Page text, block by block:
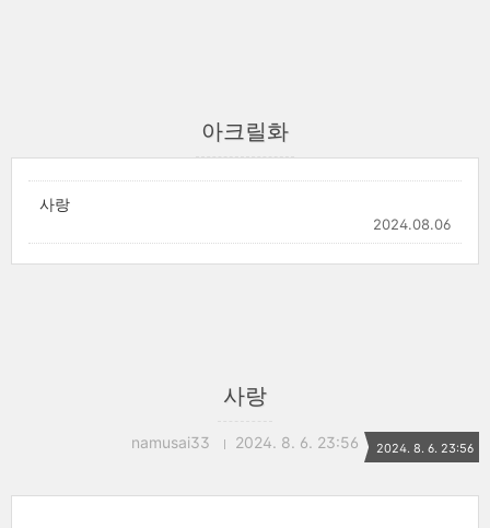
아크릴화
사랑
2024.08.06
사랑
namusai33 2024. 8. 6. 23:56 2024. 8. 6. 23:56